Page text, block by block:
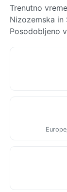
Trenutno
Nizozemska in
Posodobljeno